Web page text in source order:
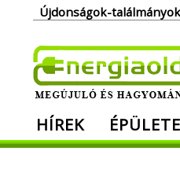
Újdonságok-találmányok
Megújuló és
HÍREK